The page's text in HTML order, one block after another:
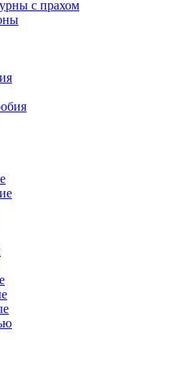
с прахом